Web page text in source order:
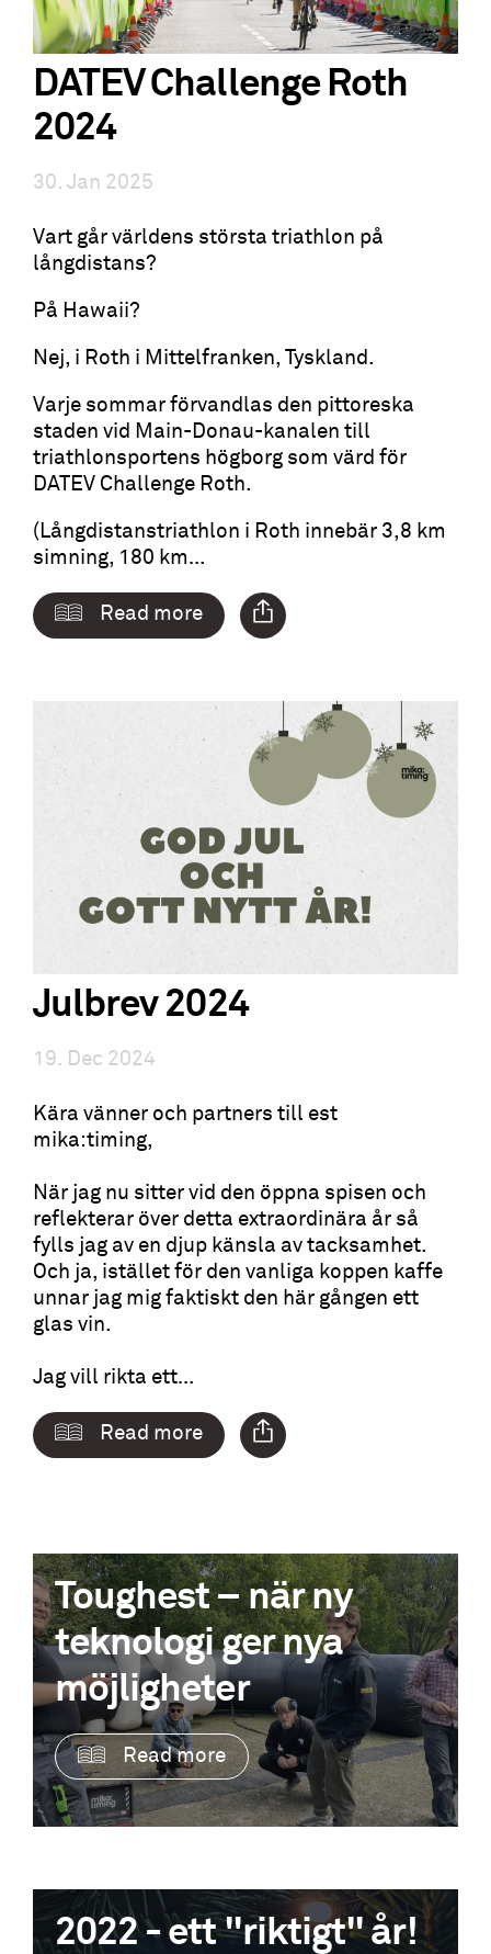
DATEV Challenge Roth
2024
30. Jan 2025
Vart går världens största triathlon på
långdistans?
På Hawaii?
Nej, i Roth i Mittelfranken, Tyskland.
Varje sommar förvandlas den pittoreska
staden vid Main-Donau-kanalen till
triathlonsportens högborg som värd för
DATEV Challenge Roth.
(Långdistanstriathlon i Roth innebär 3,8 km
simning, 180 km…
Read more
Julbrev 2024
19. Dec 2024
Kära vänner och partners till est
mika:timing,
När jag nu sitter vid den öppna spisen och
reflekterar över detta extraordinära år så
fylls jag av en djup känsla av tacksamhet.
Och ja, istället för den vanliga koppen kaffe
unnar jag mig faktiskt den här gången ett
glas vin.
Jag vill rikta ett…
Read more
Toughest – när ny
teknologi ger nya
möjligheter
Read more
2022 - ett "riktigt" år!